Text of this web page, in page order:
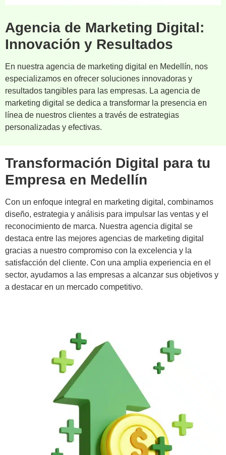
Agencia de Marketing Digital:
Innovación y Resultados
En nuestra agencia de marketing digital en Medellín, nos
especializamos en ofrecer soluciones innovadoras y
resultados tangibles para las empresas. La agencia de
marketing digital se dedica a transformar la presencia en
línea de nuestros clientes a través de estrategias
personalizadas y efectivas.
Transformación Digital para tu
Empresa en Medellín
Con un enfoque integral en marketing digital, combinamos
diseño, estrategia y análisis para impulsar las ventas y el
reconocimiento de marca. Nuestra agencia digital se
destaca entre las mejores agencias de marketing digital
gracias a nuestro compromiso con la excelencia y la
satisfacción del cliente. Con una amplia experiencia en el
sector, ayudamos a las empresas a alcanzar sus objetivos y
a destacar en un mercado competitivo.